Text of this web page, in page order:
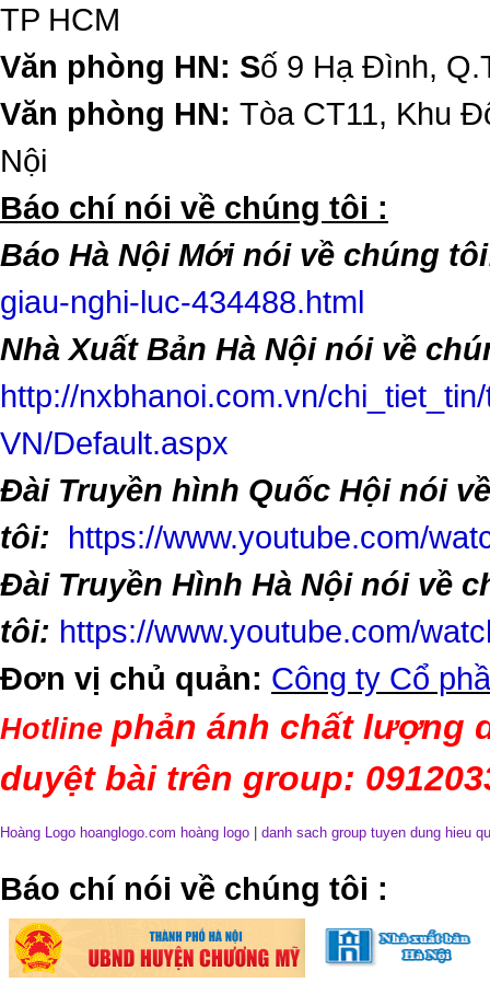
TP HCM
Văn phòng HN: Số 9 Hạ Đình,
Văn phòng HN: Tòa CT11, Khu
Nội
​Báo chí nói về chúng tôi :
Báo Hà Nội Mới nói về chúng
giau-nghi-luc-434488.html
Nhà Xuất Bản Hà Nội nói về
http://nxbhanoi.com.vn/
VN/Default.aspx
Đài Truyền hình Quốc Hội nói
tôi:
https://www.youtube.com/
Đài Truyền Hình Hà Nội nói về
tôi: https://www.youtube.com/
Đơn vị chủ quản: Công ty Cổ
Hotline phản ánh chất lượng
duyệt bài trên group:
Hoàng Logo hoanglogo.com hoàng logo danh sach group tuyen dung hieu
​Báo chí nói về chúng tôi :